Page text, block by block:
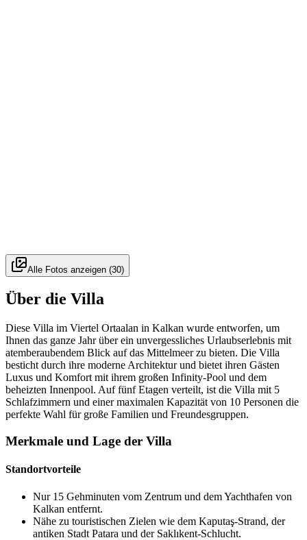
Alle Fotos anzeigen (30)
Über die Villa
Diese Villa im Viertel Ortaalan in Kalkan wurde entworfen, um
Ihnen das ganze Jahr über ein unvergessliches Urlaubserlebnis mit
atemberaubendem Blick auf das Mittelmeer zu bieten. Die Villa
besticht durch ihre moderne Architektur und bietet ihren Gästen
Luxus und Komfort mit ihrem großen Infinity-Pool und dem
beheizten Innenpool. Auf fünf Etagen verteilt, ist die Villa mit 5
Schlafzimmern und einer maximalen Kapazität von 10 Personen die
perfekte Wahl für große Familien und Freundesgruppen.
Merkmale und Lage der Villa
Standortvorteile
Nur 15 Gehminuten vom Zentrum und dem Yachthafen von
Kalkan entfernt.
Nähe zu touristischen Zielen wie dem Kaputaş-Strand, der
antiken Stadt Patara und der Saklıkent-Schlucht.